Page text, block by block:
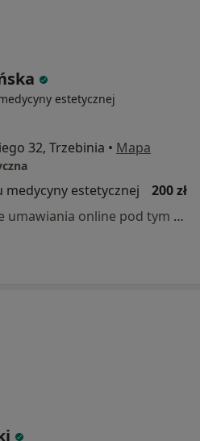
estetycznej
32, Trzebinia • Mapa
medycyny estetycznej
200 zł
Specjalista nie oferuje umawiania online pod tym adresem.